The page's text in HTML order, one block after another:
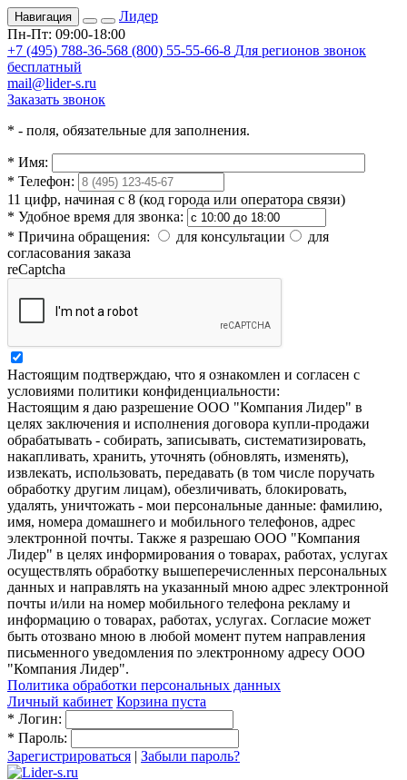
Навигация
Лидер
Пн-Пт: 09:00-18:00
+7 (495) 788-36-568 (800) 55-55-66-8 Для регионов звонок
бесплатный
mail@lider-s.ru
Заказать звонок
* - поля, обязательные для заполнения.
* Имя:
* Телефон:
11 цифр, начиная с 8 (код города или оператора связи)
* Удобное время для звонка:
* Причина обращения: для консультации
для
согласования заказа
reCaptcha
Настоящим подтверждаю, что я ознакомлен и согласен с
условиями политики конфиденциальности:
Настоящим я даю разрешение ООО "Компания Лидер" в
целях заключения и исполнения договора купли-продажи
обрабатывать - собирать, записывать, систематизировать,
накапливать, хранить, уточнять (обновлять, изменять),
извлекать, использовать, передавать (в том числе поручать
обработку другим лицам), обезличивать, блокировать,
удалять, уничтожать - мои персональные данные: фамилию,
имя, номера домашнего и мобильного телефонов, адрес
электронной почты. Также я разрешаю ООО "Компания
Лидер" в целях информирования о товарах, работах, услугах
осуществлять обработку вышеперечисленных персональных
данных и направлять на указанный мною адрес электронной
почты и/или на номер мобильного телефона рекламу и
информацию о товарах, работах, услугах. Согласие может
быть отозвано мною в любой момент путем направления
письменного уведомления по электронному адресу ООО
"Компания Лидер".
Политика обработки персональных данных
Личный кабинет Корзина пуста
* Логин:
* Пароль:
Зарегистрироваться | Забыли пароль?